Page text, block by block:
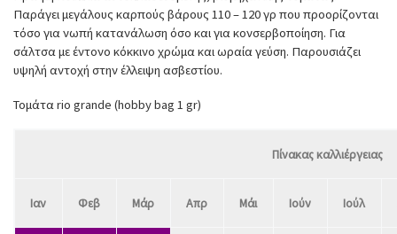
Παράγει μεγάλους καρπούς βάρους 110 – 120 γρ που προορίζονται
τόσο για νωπή κατανάλωση όσο και για κονσερβοποίηση. Για
σάλτσα με έντονο κόκκινο χρώμα και ωραία γεύση. Παρουσιάζει
υψηλή αντοχή στην έλλειψη ασβεστίου.
Τομάτα rio grande (hobby bag 1 gr)
Πίνακας καλλιέργειας
Ιαν Φεβ Μάρ Απρ Μάι Ιούν Ιούλ